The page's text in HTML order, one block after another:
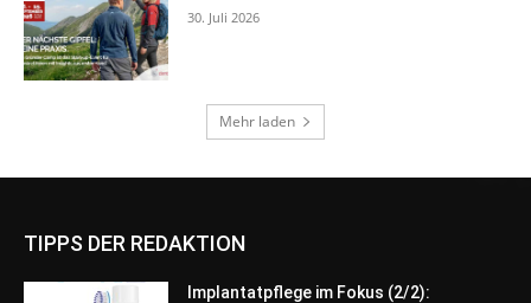
TIPPS DER REDAKTION
Implantatpflege im Fokus (2/2):